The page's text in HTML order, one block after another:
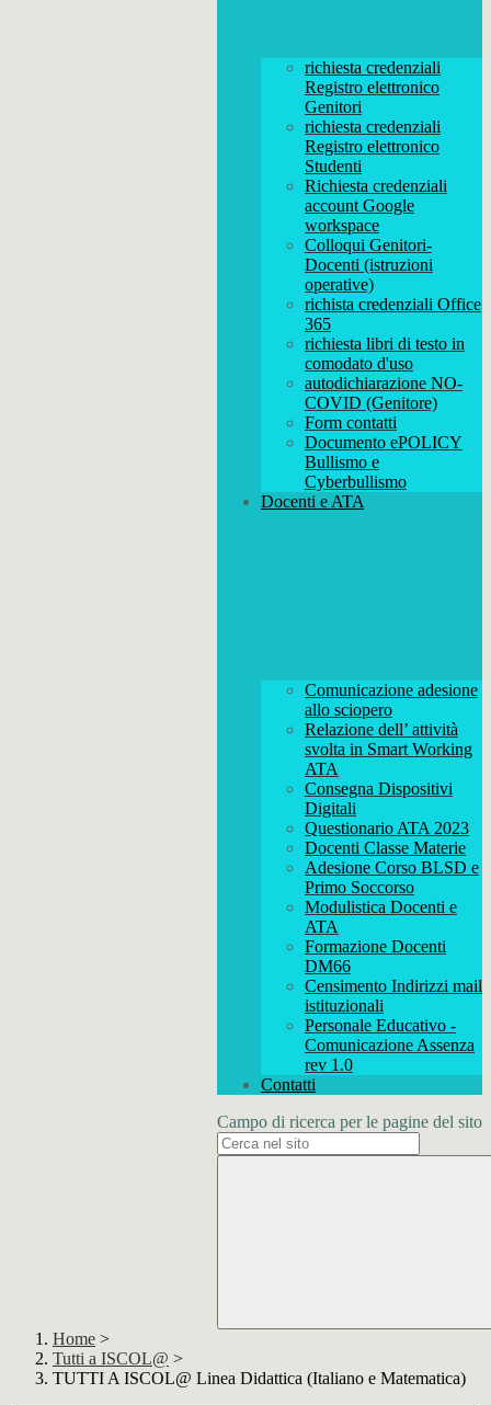
richiesta credenziali
Registro elettronico
Genitori
richiesta credenziali
Registro elettronico
Studenti
Richiesta credenziali
account Google
workspace
Colloqui Genitori-
Docenti (istruzioni
operative)
richista credenziali Office
365
richiesta libri di testo in
comodato d'uso
autodichiarazione NO-
COVID (Genitore)
Form contatti
Documento ePOLICY
Bullismo e
Cyberbullismo
Docenti e ATA
Comunicazione adesione
allo sciopero
Relazione dell’ attività
svolta in Smart Working
ATA
Consegna Dispositivi
Digitali
Questionario ATA 2023
Docenti Classe Materie
Adesione Corso BLSD e
Primo Soccorso
Modulistica Docenti e
ATA
Formazione Docenti
DM66
Censimento Indirizzi mail
istituzionali
Personale Educativo -
Comunicazione Assenza
rev 1.0
Contatti
Campo di ricerca per le pagine del sito
Home >
Tutti a ISCOL@ >
TUTTI A ISCOL@ Linea Didattica (Italiano e Matematica)